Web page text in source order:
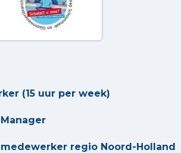
(15 uur per week)
regio Noord-Holland